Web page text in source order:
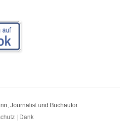
Journalist und Buchautor.
| Dank